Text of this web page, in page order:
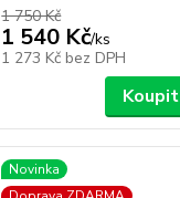
1 750 Kč
1 540 Kč/ks
1 273 Kč bez DPH
Koupit
Novinka